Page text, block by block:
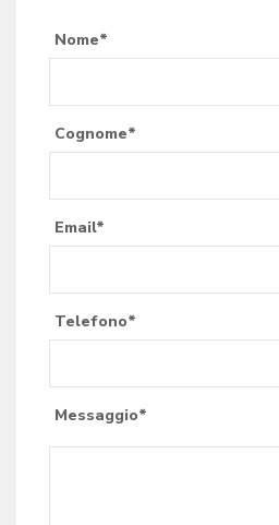
Nome*
Cognome*
Email*
Telefono*
Messaggio*